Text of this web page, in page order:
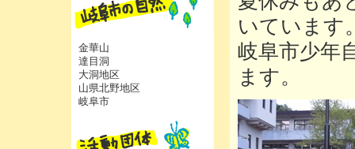
金華山
達目洞
大洞地区
山県北野地区
岐阜市
いています
岐阜市少年
ます。